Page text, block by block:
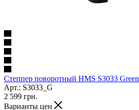
Степпер поворотный HMS S3033 Green
Арт.: S3033_G
2 599 грн.
Варианты цен